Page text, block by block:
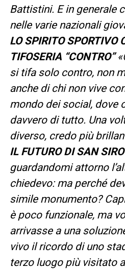
Battistini. E in generale
nelle varie nazionali
LO SPIRITO SPORTIVO
TIFOSERIA “CONTRO”
si tifa solo contro, non
anche di chi non vive
mondo dei social, dove
davvero di tutto. Una
diverso, credo più
IL FUTURO DI SAN SIRO
guardandomi attorno
chiedevo: ma perché
simile monumento?
è poco funzionale, ma
arrivasse a una
vivo il ricordo di uno
terzo luogo più visitato